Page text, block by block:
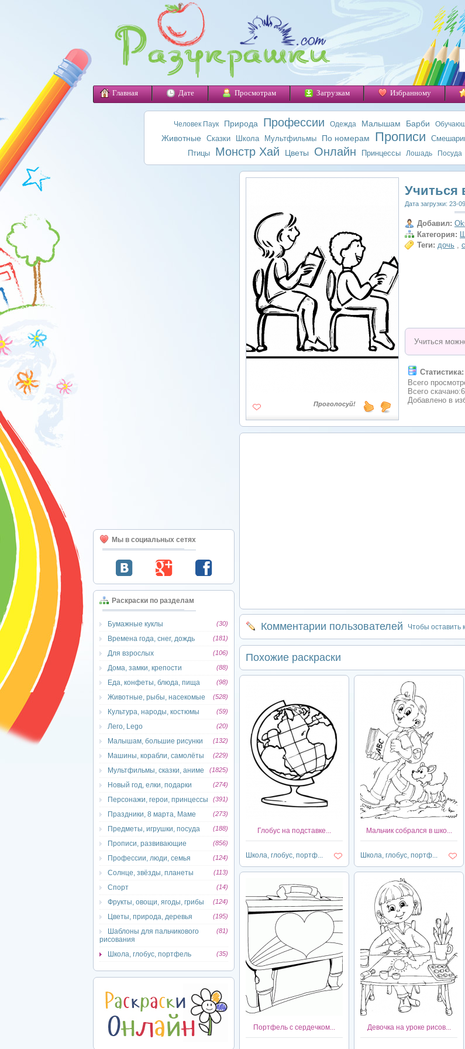
Главная Дате Просмотрам Загрузкам Избранному
Человек Паук Природа Профессии Одежда Малышам Барби
Животные Сказки Школа Мультфильмы По номерам Прописи
Птицы Монстр Хай Цветы Онлайн Принцессы Лошадь Посуда
Мы в социальных сетях
Раскраски по разделам
Бумажные куклы (30)
Времена года, снег, дождь (181)
Для взрослых (106)
Дома, замки, крепости (88)
Еда, конфеты, блюда, пища (98)
Животные, рыбы, насекомые (528)
Культура, народы, костюмы (59)
Лего, Lego (20)
Малышам, большие рисунки (132)
Машины, корабли, самолёты (229)
Мультфильмы, сказки, аниме (1825)
Новый год, елки, подарки (274)
Персонажи, герои, принцессы (391)
Праздники, 8 марта, Маме (273)
Предметы, игрушки, посуда (188)
Прописи, развивающие (856)
Профессии, люди, семья (124)
Солнце, звёзды, планеты (113)
Спорт (14)
Фрукты, овощи, ягоды, грибы (124)
Цветы, природа, деревья (195)
Шаблоны для пальчикового
рисования
(81)
Школа, глобус, портфель (35)
Проголосуй!
Учиться
Дата загрузки: 23-
Добавил:
Категория:
Теги: дочь ,
Учиться
Статистика:
Всего
Всего
Добавлено в
Комментарии пользователей Чтобы оставить
Похожие раскраски
Глобус на подставке...
Школа, глобус, портф...
Мальчик собрался в шко...
Школа, глобус, портф...
Портфель с сердечком... Девочка на уроке рисов...